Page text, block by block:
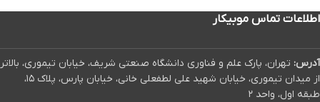
اطلاعات تماس موبیکار
آدرس: تهران، پارک علم و فناوری دانشگاه صنعتی شریف، خیابان تیموری، بالاتر
از میدان تیموری، خیابان شهید علی لطفعلی خانی، خیابان پارس، پلاک ۱۵،
طبقه اول، واحد ۲